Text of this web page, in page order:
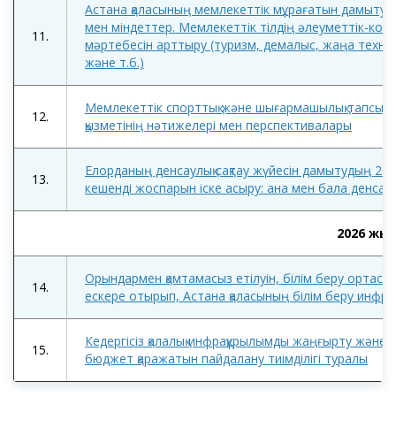
11.
Астана қаласының мемлекеттік мұрағатын
мен міндеттер. Мемлекеттік тілдің әлеуметтік-
мәртебесін арттыру (туризм, демалыс, жаңа
және т.б.)
12.
Мемлекеттік спорттық және шығармашылық
қызметінің нәтижелері мен перспективалары
13.
Елорданың денсаулық сақтау жүйесін дамытудың
кешенді жоспарын іске асыру: ана мен бала
2026
14.
Орындармен қамтамасыз етілуін, білім беру
ескере отырып, Астана қаласының білім беру
15.
Кедергісіз қалалық инфрақұрылымды жаңғырту және
бюджет қаражатын пайдалану тиімділігі туралы